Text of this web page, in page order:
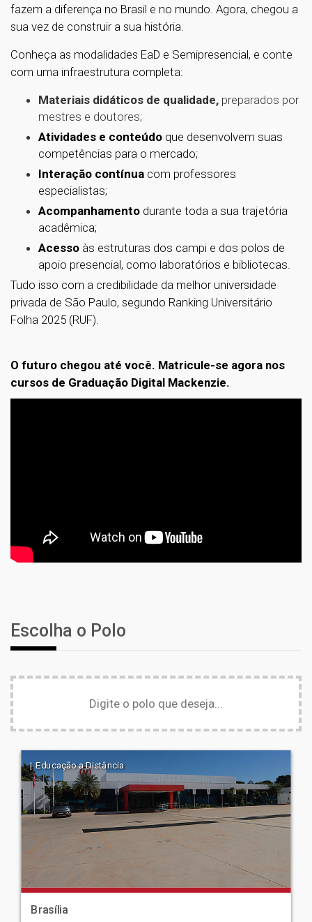
fazem a diferença no Brasil e no mundo. Agora, chegou a
sua vez de construir a sua história.
Conheça as modalidades EaD e Semipresencial, e conte
com uma infraestrutura completa:
Materiais didáticos de qualidade, preparados por
mestres e doutores;
Atividades e conteúdo que desenvolvem suas
competências para o mercado;
Interação contínua com professores
especialistas;
Acompanhamento durante toda a sua trajetória
acadêmica;
Acesso às estruturas dos campi e dos polos de
apoio presencial, como laboratórios e bibliotecas.
Tudo isso com a credibilidade da melhor universidade
privada de São Paulo, segundo Ranking Universitário
Folha 2025 (RUF).
O futuro chegou até você. Matricule-se agora nos
cursos de Graduação Digital Mackenzie.
Escolha o Polo
| Educação a Distância
Brasília